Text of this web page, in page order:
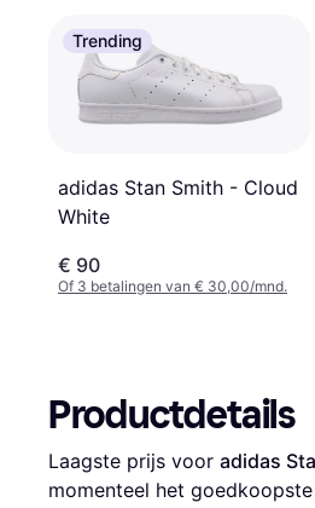
Trending
adidas Stan Smith - Cloud
White
€ 90
Of 3 betalingen van € 30,00/mnd.
Productdetails
Laagste prijs voor adidas
momenteel het